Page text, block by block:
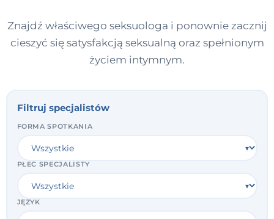
Znajdź właściwego seksuologa i ponownie zacznij
cieszyć się satysfakcją seksualną oraz spełnionym
życiem intymnym.
Filtruj specjalistów
FORMA SPOTKANIA
PŁEĆ SPECJALISTY
JĘZYK